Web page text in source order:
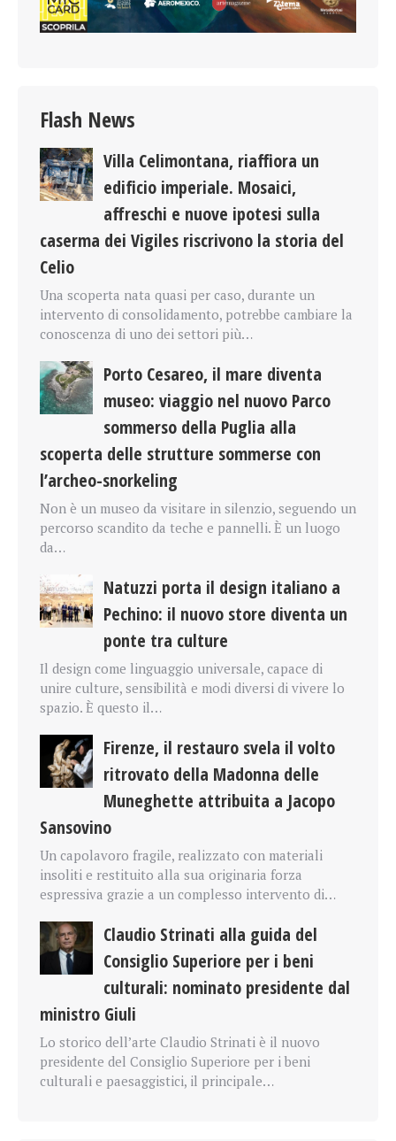
Flash News
Villa Celimontana, riaffiora un
edificio imperiale. Mosaici,
affreschi e nuove ipotesi sulla
caserma dei Vigiles riscrivono la storia del
Celio
Una scoperta nata quasi per caso, durante un
intervento di consolidamento, potrebbe cambiare la
conoscenza di uno dei settori più…
Porto Cesareo, il mare diventa
museo: viaggio nel nuovo Parco
sommerso della Puglia alla
scoperta delle strutture sommerse con
l’archeo-snorkeling
Non è un museo da visitare in silenzio, seguendo un
percorso scandito da teche e pannelli. È un luogo
da…
Natuzzi porta il design italiano a
Pechino: il nuovo store diventa un
ponte tra culture
Il design come linguaggio universale, capace di
unire culture, sensibilità e modi diversi di vivere lo
spazio. È questo il…
Firenze, il restauro svela il volto
ritrovato della Madonna delle
Muneghette attribuita a Jacopo
Sansovino
Un capolavoro fragile, realizzato con materiali
insoliti e restituito alla sua originaria forza
espressiva grazie a un complesso intervento di…
Claudio Strinati alla guida del
Consiglio Superiore per i beni
culturali: nominato presidente dal
ministro Giuli
Lo storico dell’arte Claudio Strinati è il nuovo
presidente del Consiglio Superiore per i beni
culturali e paesaggistici, il principale…